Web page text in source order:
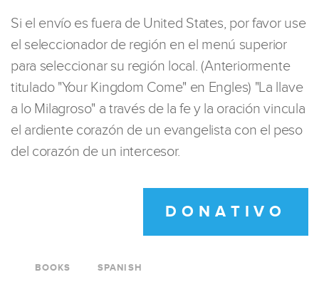
Si el envío es fuera de United States, por favor use
el seleccionador de región en el menú superior
para seleccionar su región local. (Anteriormente
titulado "Your Kingdom Come" en Engles) "La llave
a lo Milagroso" a través de la fe y la oración vincula
el ardiente corazón de un evangelista con el peso
del corazón de un intercesor.
DONATIVO
BOOKS SPANISH